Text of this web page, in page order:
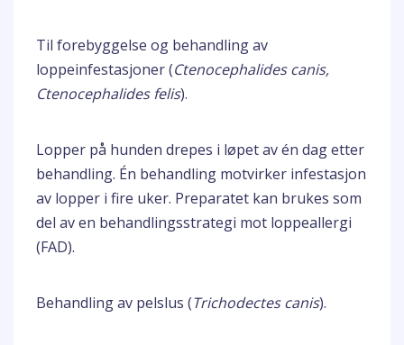
Til forebyggelse og behandling av
loppeinfestasjoner (Ctenocephalides canis,
Ctenocephalides felis).
Lopper på hunden drepes i løpet av én dag etter
behandling. Én behandling motvirker infestasjon
av lopper i fire uker. Preparatet kan brukes som
del av en behandlingsstrategi mot loppeallergi
(FAD).
Behandling av pelslus (Trichodectes canis).